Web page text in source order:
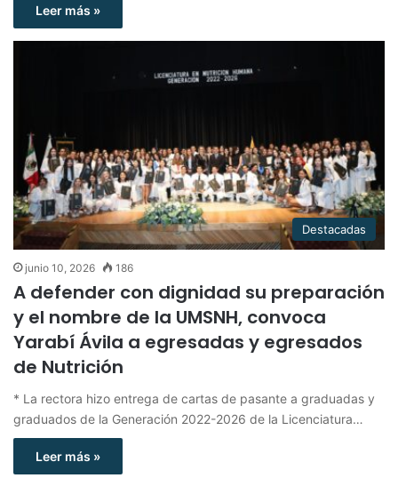
Leer más »
Destacadas
junio 10, 2026 186
A defender con dignidad su preparación
y el nombre de la UMSNH, convoca
Yarabí Ávila a egresadas y egresados
de Nutrición
* La rectora hizo entrega de cartas de pasante a graduadas y
graduados de la Generación 2022-2026 de la Licenciatura…
Leer más »